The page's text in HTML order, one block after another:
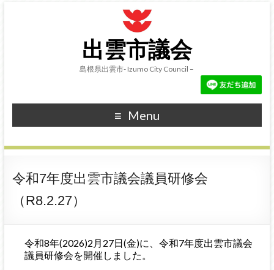
出雲市議会
島根県出雲市- Izumo City Council –
Menu
令和7年度出雲市議会議員研修会
（R8.2.27）
令和8年(2026)2月27日(金)に、令和7年度出雲市議会
議員研修会を開催しました。